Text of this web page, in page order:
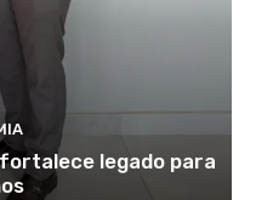
legado para